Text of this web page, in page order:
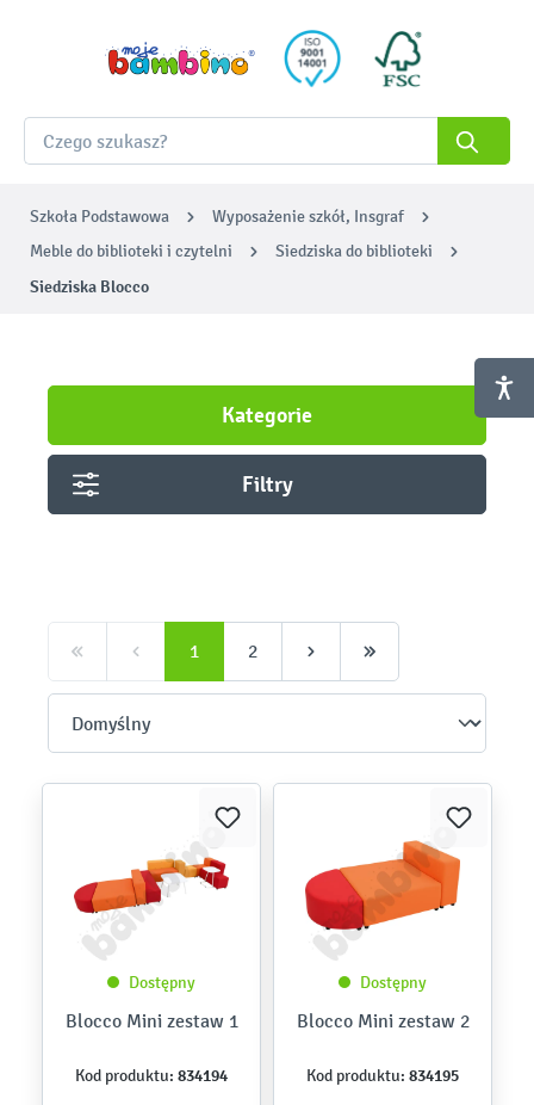
Szkoła Podstawowa
Wyposażenie szkół, Insgraf
Meble do biblioteki i czytelni
Siedziska do biblioteki
Siedziska Blocco
Kategorie
Filtry
1 2
Dostępny
Blocco Mini zestaw 1
Kod produktu: 834194
Dostępny
Blocco Mini zestaw 2
Kod produktu: 834195